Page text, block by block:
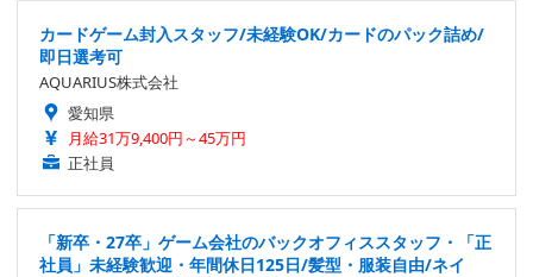
カードゲーム封入スタッフ/未経験OK/カードのパック詰め/
即日選考可
AQUARIUS株式会社
愛知県
月給31万9,400円～45万円
正社員
「新卒・27卒」ゲーム会社のバックオフィススタッフ・「正
社員」未経験歓迎・年間休日125日/髪型・服装自由/ネイ